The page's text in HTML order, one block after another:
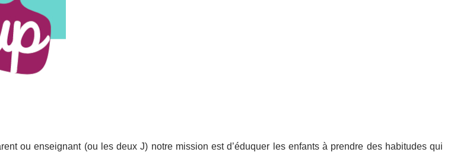
ou enseignant (ou les deux J) notre mission est d’éduquer les enfants à prendre des habitudes qui